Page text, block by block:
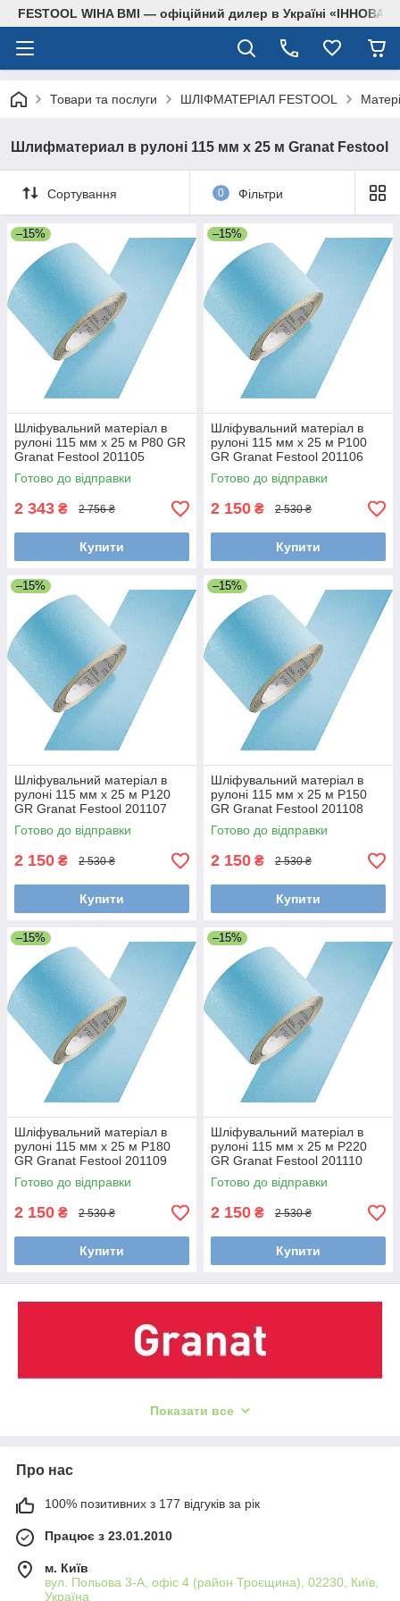
FESTOOL WIHA BMI — офіційний дилер в Україні
Товари та послуги ШЛІФМАТЕРІАЛ FESTOOL
Шлифматериал в рулоні 115 мм х 25 м Granat Festool
Сортування 0 Фільтри
–15%
Шліфувальний матеріал в
рулоні 115 мм x 25 м P80 GR
Granat Festool 201105
Готово до відправки
2 343 ₴ 2 756 ₴
Купити
–15%
Шліфувальний матеріал в
рулоні 115 мм x 25 м P100
GR Granat Festool 201106
Готово до відправки
2 150 ₴ 2 530 ₴
Купити
–15%
Шліфувальний матеріал в
рулоні 115 мм x 25 м P120
GR Granat Festool 201107
Готово до відправки
2 150 ₴ 2 530 ₴
Купити
–15%
Шліфувальний матеріал в
рулоні 115 мм x 25 м P150
GR Granat Festool 201108
Готово до відправки
2 150 ₴ 2 530 ₴
Купити
–15%
Шліфувальний матеріал в
рулоні 115 мм x 25 м P180
GR Granat Festool 201109
Готово до відправки
2 150 ₴ 2 530 ₴
Купити
–15%
Шліфувальний матеріал в
рулоні 115 мм x 25 м P220
GR Granat Festool 201110
Готово до відправки
2 150 ₴ 2 530 ₴
Купити
Показати все
Про нас
100% позитивних з 177 відгуків за рік
Працює з 23.01.2010
м. Київ
вул. Польова 3-А, офіс 4 (район Троєщина), 02230, Київ,
Україна